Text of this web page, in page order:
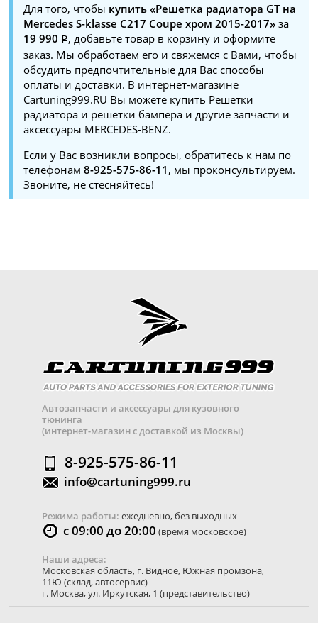
Для того, чтобы купить «Решетка радиатора GT на
Mercedes S-klasse C217 Coupe хром 2015-2017» за
19 990
, добавьте товар в корзину и оформите
заказ. Мы обработаем его и свяжемся с Вами, чтобы
обсудить предпочтительные для Вас способы
оплаты и доставки. В интернет-магазине
Cartuning999.RU Вы можете купить Решетки
радиатора и решетки бампера и другие запчасти и
аксессуары MERCEDES-BENZ.
Если у Вас возникли вопросы, обратитесь к нам по
телефонам8-925-575-86-11 , мы проконсультируем.
Звоните, не стесняйтесь!
Автозапчасти и аксессуары для кузовного
тюнинга
(интернет-магазин с доставкой из Москвы)
8-925-575-86-11
info@cartuning999.ru
Режима работы: ежедневно, без выходных
с 09:00 до 20:00 (время московское)
Наши адреса:
Московская область, г. Видное, Южная промзона,
11Ю (склад, автосервис)
г. Москва,ул. Иркутская, 1 (представительство)